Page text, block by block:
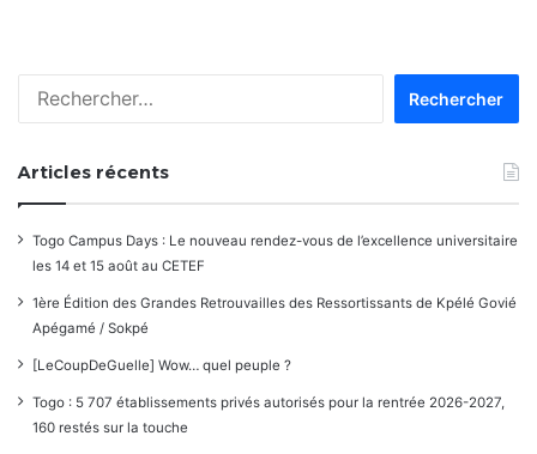
commentaires
Articles récents
Togo Campus Days : Le nouveau rendez-vous de l’excellence universitaire
les 14 et 15 août au CETEF
1ère Édition des Grandes Retrouvailles des Ressortissants de Kpélé Govié
Apégamé / Sokpé
[LeCoupDeGuelle] Wow… quel peuple ?
Togo : 5 707 établissements privés autorisés pour la rentrée 2026-2027,
160 restés sur la touche